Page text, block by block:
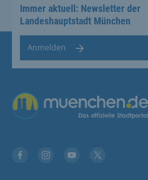
Immer aktuell: Newsletter der
Landeshauptstadt München
Anmelden
Übergreifende Links